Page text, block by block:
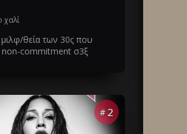
χαλί
θεία των 30ς που
non-commitment σ3ξ
# 2